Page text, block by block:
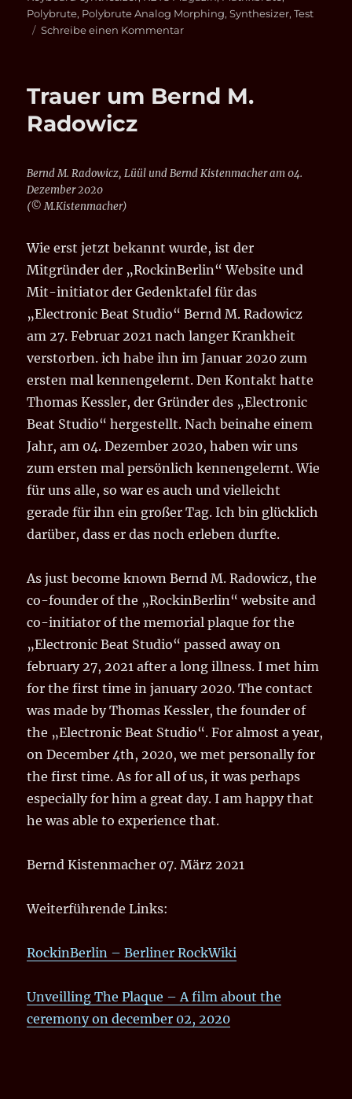
Polybrute, Polybrute Analog Morphing,Synthesizer,Test
Schreibe einen Kommentarzu
Arturia
Trauer um Bernd M.
Radowicz
Bernd M. Radowicz, Lüül und Bernd Kistenmacher am 04.
Dezember 2020
(© M.Kistenmacher)
Wie erst jetzt bekannt wurde, ist der
Mitgründer der „RockinBerlin“ Website und
Mit-initiator der Gedenktafel für das
„Electronic Beat Studio“ Bernd M. Radowicz
am 27. Februar 2021 nach langer Krankheit
verstorben. ich habe ihn im Januar 2020 zum
ersten mal kennengelernt. Den Kontakt hatte
Thomas Kessler, der Gründer des „Electronic
Beat Studio“ hergestellt. Nach beinahe einem
Jahr, am 04. Dezember 2020, haben wir uns
zum ersten mal persönlich kennengelernt. Wie
für uns alle, so war es auch und vielleicht
gerade für ihn ein großer Tag. Ich bin glücklich
darüber, dass er das noch erleben durfte.
As just become known Bernd M. Radowicz, the
co-founder of the „RockinBerlin“ website and
co-initiator of the memorial plaque for the
„Electronic Beat Studio“ passed away on
february 27, 2021 after a long illness. I met him
for the first time in january 2020. The contact
was made by Thomas Kessler, the founder of
the „Electronic Beat Studio“. For almost a year,
on December 4th, 2020, we met personally for
the first time. As for all of us, it was perhaps
especially for him a great day. I am happy that
he was able to experience that.
Bernd Kistenmacher 07. März 2021
Weiterführende Links:
RockinBerlin – Berliner RockWiki
Unveilling The Plaque – A film about the
ceremony on december 02, 2020